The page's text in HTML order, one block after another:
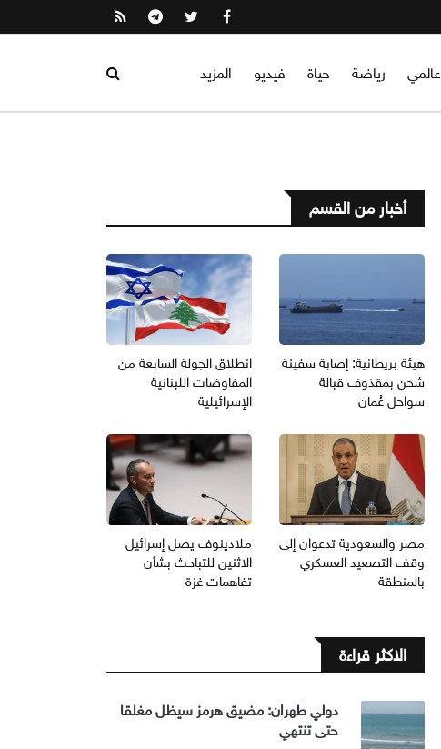
عالمي رياضة حياة فيديو المزيد
أخبار من القسم
هيئة بريطانية: إصابة سفينة
شحن بمقذوف قبالة
سواحل عُمان
انطلاق الجولة السابعة من
المفاوضات اللبنانية
الإسرائيلية
مصر والسعودية تدعوان إلى
وقف التصعيد العسكري
بالمنطقة
ملادينوف يصل إسرائيل
الاثنين للتباحث بشأن
تفاهمات غزة
الاكثر قراءة
دولي طهران: مضيق هرمز سيظل مغلقا
حتى تنتهي